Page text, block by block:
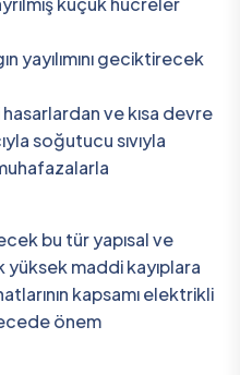
yayılımını geciktirecek
ve kısa devre
soğutucu sıvıyla
bu tür yapısal ve
maddi kayıplara
kapsamı elektrikli
önem